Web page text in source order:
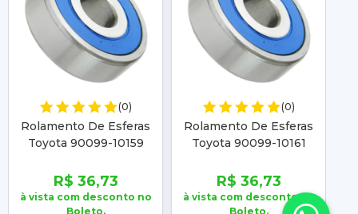
(0)
Rolamento De Esferas
Toyota 90099-10159
R$ 36,73
à vista com desconto no
Boleto.
(0)
Rolamento De Esferas
Toyota 90099-10161
R$ 36,73
à vista com desconto no
Boleto.